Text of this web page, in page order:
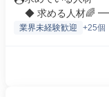
◆ 求める人材🌈
業界未経験歓迎 +25個